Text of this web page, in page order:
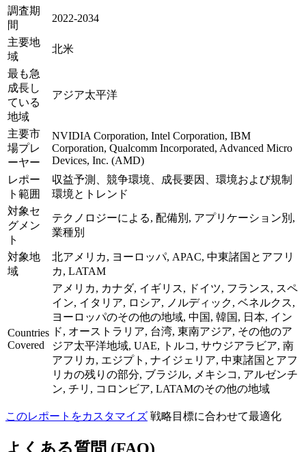
調査期
間
2022-2034
主要地
域
北米
最も急
成長し
ている
地域
アジア太平洋
主要市
場プレ
ーヤー
NVIDIA Corporation, Intel Corporation, IBM
Corporation, Qualcomm Incorporated, Advanced Micro
Devices, Inc. (AMD)
レポー
ト範囲
収益予測、競争環境、成長要因、環境および規制
環境とトレンド
対象セ
グメン
ト
テクノロジーによる, 配備別, アプリケーション別,
業種別
対象地
域
北アメリカ, ヨーロッパ, APAC, 中東諸国とアフリ
カ, LATAM
Countries
Covered
アメリカ, カナダ, イギリス, ドイツ, フランス, スペ
イン, イタリア, ロシア, ノルディック, ベネルクス,
ヨーロッパのその他の地域, 中国, 韓国, 日本, イン
ド, オーストラリア, 台湾, 東南アジア, その他のア
ジア太平洋地域, UAE, トルコ, サウジアラビア, 南
アフリカ, エジプト, ナイジェリア, 中東諸国とアフ
リカの残りの部分, ブラジル, メキシコ, アルゼンチ
ン, チリ, コロンビア, LATAMのその他の地域
このレポートをカスタマイズ 戦略目標に合わせて最適化